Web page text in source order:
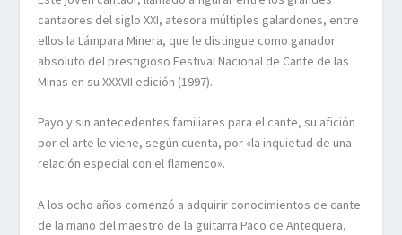
cantaores del siglo XXI, atesora múltiples galardones, entre
ellos la Lámpara Minera, que le distingue como ganador
absoluto del prestigioso Festival Nacional de Cante de las
Minas en su XXXVII edición (1997).
Payo y sin antecedentes familiares para el cante, su afición
por el arte le viene, según cuenta, por «la inquietud de una
relación especial con el flamenco».
A los ocho años comenzó a adquirir conocimientos de cante
de la mano del maestro de la guitarra Paco de Antequera,